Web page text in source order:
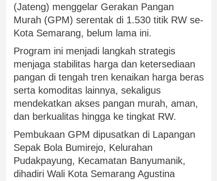
(Jateng) menggelar Gerakan Pangan
Murah (GPM) serentak di 1.530 titik RW se-
Kota Semarang, belum lama ini.
Program ini menjadi langkah strategis
menjaga stabilitas harga dan ketersediaan
pangan di tengah tren kenaikan harga beras
serta komoditas lainnya, sekaligus
mendekatkan akses pangan murah, aman,
dan berkualitas hingga ke tingkat RW.
Pembukaan GPM dipusatkan di Lapangan
Sepak Bola Bumirejo, Kelurahan
Pudakpayung, Kecamatan Banyumanik,
dihadiri Wali Kota Semarang Agustina